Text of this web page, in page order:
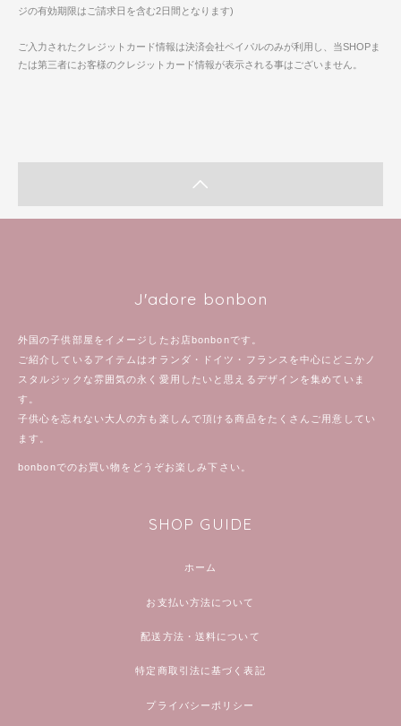
ジの有効期限はご請求日を含む2日間となります)
ご入力されたクレジットカード情報は決済会社ペイパルのみが利用し、当SHOPま
たは第三者にお客様のクレジットカード情報が表示される事はございません。
J'adore bonbon
外国の子供部屋をイメージしたお店bonbonです。
ご紹介しているアイテムはオランダ・ドイツ・フランスを中心にどこかノ
スタルジックな雰囲気の永く愛用したいと思えるデザインを集めていま
す。
子供心を忘れない大人の方も楽しんで頂ける商品をたくさんご用意してい
ます。
bonbonでのお買い物をどうぞお楽しみ下さい。
SHOP GUIDE
ホーム
お支払い方法について
配送方法・送料について
特定商取引法に基づく表記
プライバシーポリシー